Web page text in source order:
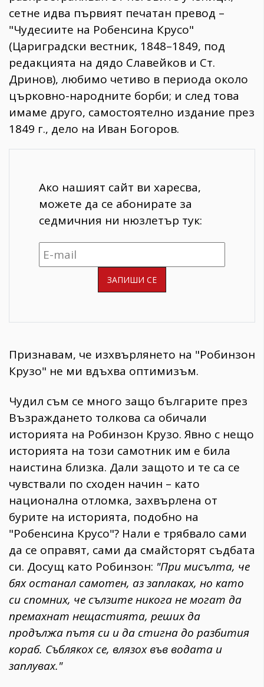
сетне идва първият печатан превод –
"Чудесиите на Робенсина Крусо"
(Цариградски вестник, 1848–1849, под
редакцията на дядо Славейков и Ст.
Дринов), любимо четиво в периода около
църковно-народните борби; и след това
имаме друго, самостоятелно издание през
1849 г., дело на Иван Богоров.
Ако нашият сайт ви харесва,
можете да се абонирате за
седмичния ни нюзлетър тук:
Признавам, че изхвърлянето на "Робинзон
Крузо" не ми вдъхва оптимизъм.
Чудил съм се много защо българите през
Възраждането толкова са обичали
историята на Робинзон Крузо. Явно с нещо
историята на този самотник им е била
наистина близка. Дали защото и те са се
чувствали по сходен начин – като
национална отломка, захвърлена от
бурите на историята, подобно на
"Робенсина Крусо"? Нали е трябвало сами
да се оправят, сами да смайсторят съдбата
си. Досущ като Робинзон: "При мисълта, че
бях останал самотен, аз заплаках, но като
си спомних, че сълзите никога не могат да
премахнат нещастията, реших да
продължа пътя си и да стигна до разбития
кораб. Съблякох се, влязох във водата и
заплувах."